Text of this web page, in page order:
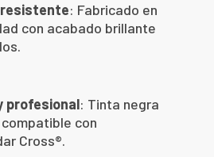
: Fabricado en
con acabado brillante
profesional: Tinta negra
con
Cross®.